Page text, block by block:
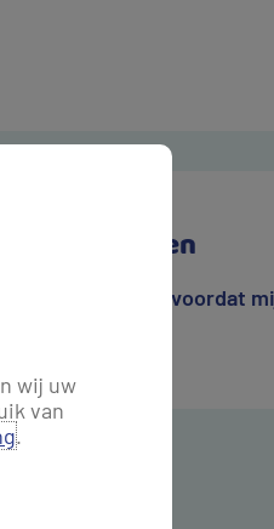
vragen
Hoe lang duurt het voordat
wij uw
van
.